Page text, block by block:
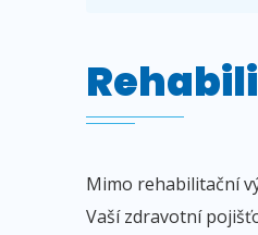
Mimo rehabilitační
Vaší zdravotní